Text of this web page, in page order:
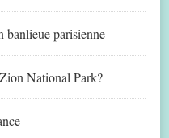
banlieue parisienne
National Park?